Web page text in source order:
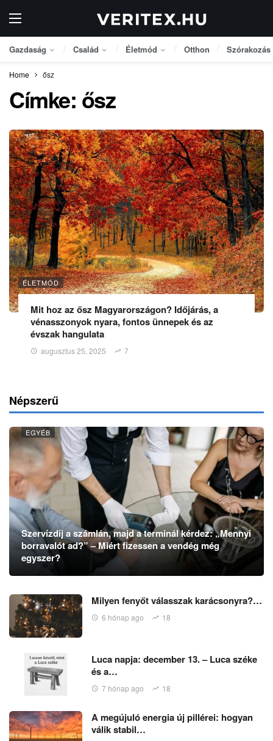
Gazdaság Család Életmód Otthon Szórakozás
Home ősz
Címke: ősz
ÉLETMÓD
Mit hoz az ősz Magyarországon? Időjárás, a
vénasszonyok nyara, fontos ünnepek és az
évszak hangulata
augusztus 25, 2025 7
Népszerű
EGYÉB
Szervízdíj a számlán, majd a terminál kérdez: „Mennyi
borravalót ad?” – Miért fizessen a vendég még
egyszer?
Milyen fenyőt válasszak karácsonyra?…
6 hónap ago 18
Luca napja: december 13. – Luca széke
és a…
7 hónap ago 18
A megújuló energia új pillérei: hogyan
válik stabil…